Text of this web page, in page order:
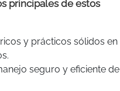
principales de estos
y prácticos sólidos en
seguro y eficiente de